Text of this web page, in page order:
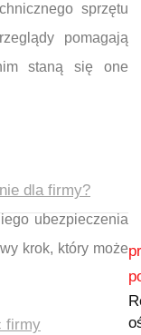
sprzętu
pomagają
staną się one
dla firmy?
ubezpieczenia
krok, który może
firmy